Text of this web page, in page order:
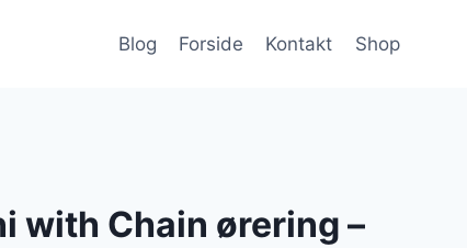
Blog Forside Kontakt Shop
with Chain ørering –